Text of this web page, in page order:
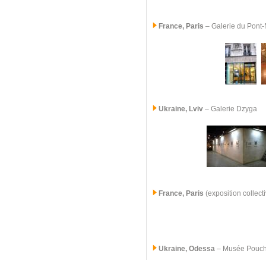
France, Paris – Galerie du Pont-
Ukraine, Lviv – Galerie Dzyga
France, Paris (exposition
Ukraine, Odessa – Musée